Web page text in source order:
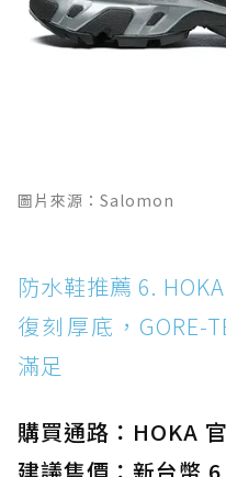
圖片來源：Salomon
防水鞋推薦 6.
復刻厚底，GORE-
滿足
購買通路：HOKA